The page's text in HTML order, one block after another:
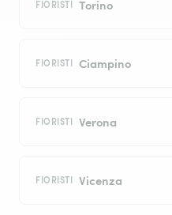
FIORISTI Torino
FIORISTI Ciampino
FIORISTI Verona
FIORISTI Vicenza